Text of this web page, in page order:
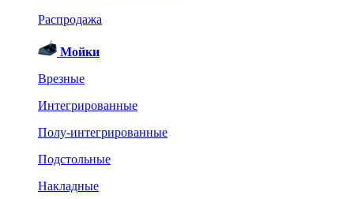
Распродажа
Мойки
Врезные
Интегрированные
Полу-интегрированные
Подстольные
Накладные